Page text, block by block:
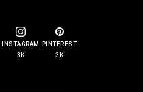
INSTAGRAM
3K
PINTEREST
3K